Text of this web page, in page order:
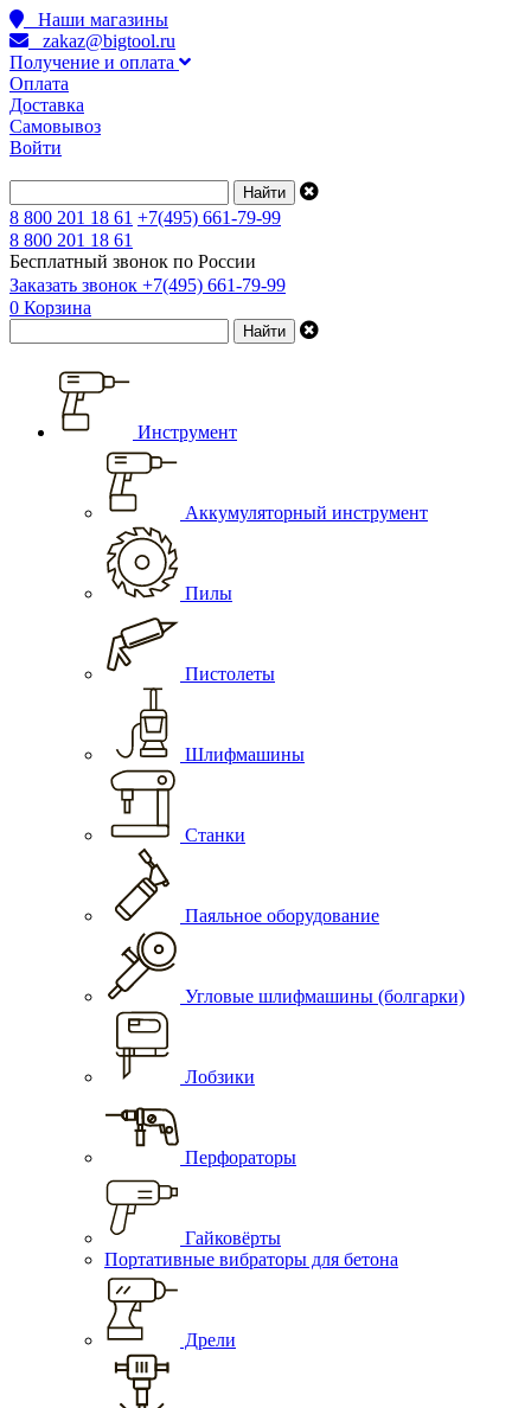
Наши магазины
zakaz@bigtool.ru
Получение и оплата
Оплата
Доставка
Самовывоз
Войти
8 800 201 18 61 +7(495) 661-79-99
8 800 201 18 61
Бесплатный звонок по России
Заказать звонок +7(495) 661-79-99
0 Корзина
Инструмент
Аккумуляторный инструмент
Пилы
Пистолеты
Шлифмашины
Станки
Паяльное оборудование
Угловые шлифмашины (болгарки)
Лобзики
Перфораторы
Гайковёрты
Портативные вибраторы для бетона
Дрели